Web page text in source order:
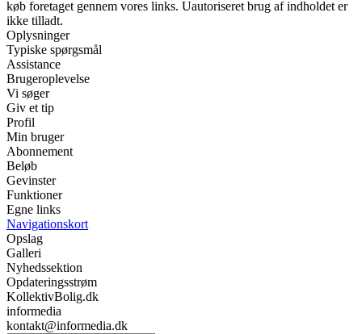
køb foretaget gennem vores links. Uautoriseret brug af indholdet er
ikke tilladt.
Oplysninger
Typiske spørgsmål
Assistance
Brugeroplevelse
Vi søger
Giv et tip
Profil
Min bruger
Abonnement
Beløb
Gevinster
Funktioner
Egne links
Navigationskort
Opslag
Galleri
Nyhedssektion
Opdateringsstrøm
KollektivBolig.dk
informedia
kontakt@informedia.dk